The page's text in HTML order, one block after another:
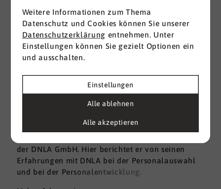
DNLA bei der Personalauswahl und in
der Personalentwicklung
Claudio Alessio ist ein sehr erfahrener Berater
der DNLA GmbH. Hier berichtet er von seinen
Erfahrungen mit DNLA bei der Personalauswahl
und bei der Personalentwicklung.
Weitere Informationen zum Thema
Datenschutz und Cookies können Sie unserer
Datenschutzerklärung entnehmen. Unter
Einstellungen können Sie gezielt Optionen ein
und ausschalten.
Einstellungen
Alle ablehnen
Alle akzeptieren